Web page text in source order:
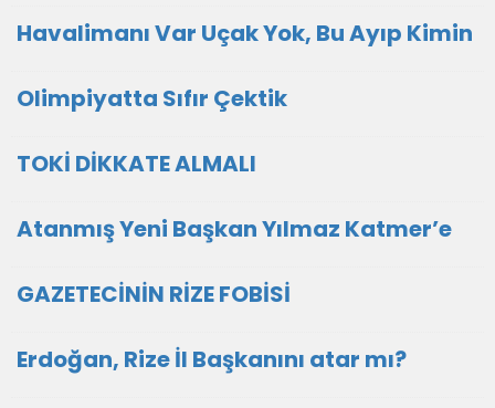
Havalimanı Var Uçak Yok, Bu Ayıp Kimin
Olimpiyatta Sıfır Çektik
TOKİ DİKKATE ALMALI
Atanmış Yeni Başkan Yılmaz Katmer’e
GAZETECİNİN RİZE FOBİSİ
Erdoğan, Rize İl Başkanını atar mı?